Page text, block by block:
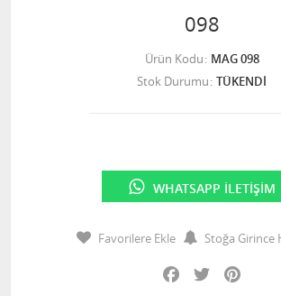
098
Ürün Kodu MAG 098
Stok Durumu TÜKENDİ
WHATSAPP İLETIŞIM
Favorilere Ekle
Stoğa Girince
Facebook
Twitter